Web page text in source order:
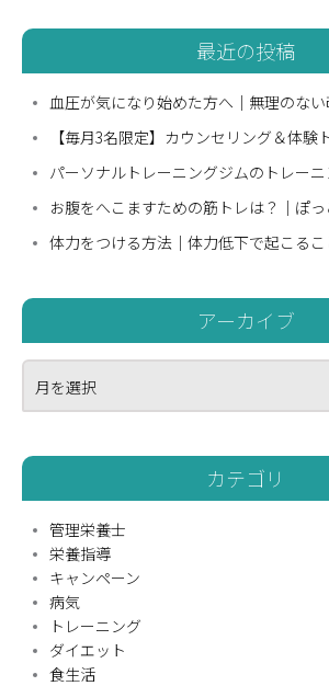
最近の投稿
血圧が気になり始めた方へ｜無理のない
【毎月3名限定】カウンセリング＆体験
パーソナルトレーニングジムのトレーニ
お腹をへこますための筋トレは？｜ぽっ
体力をつける方法｜体力低下で起こるこ
アーカイブ
月を選択
カテゴリ
管理栄養士
栄養指導
キャンペーン
病気
トレーニング
ダイエット
食生活